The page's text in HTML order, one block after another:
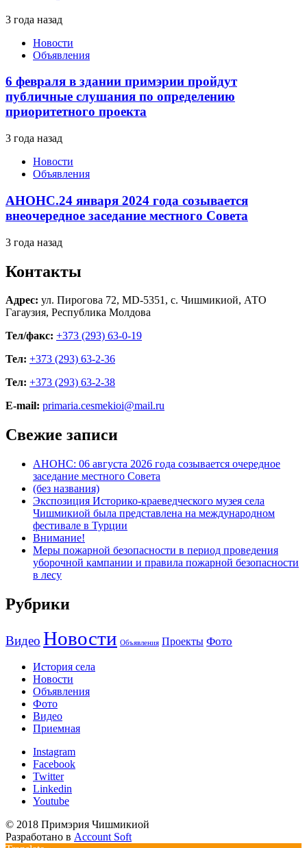
3 года назад
Новости
Объявления
6 февраля в здании примэрии пройдут
публичные слушания по определению
приоритетного проекта
3 года назад
Новости
Объявления
АНОНС.24 января 2024 года созывается
внеочередное заседание местного Совета
3 года назад
Контакты
Адрес: ул. Пирогова 72, MD-5351, с. Чишмикиой, АТО
Гагаузия, Республика Молдова
Тел/факс: +373 (293) 63-0-19
Тел: +373 (293) 63-2-36
Тел: +373 (293) 63-2-38
E-mail: primaria.cesmekioi@mail.ru
Свежие записи
АНОНС: 06 августа 2026 года созывается очередное
заседание местного Совета
(без названия)
Экспозиция Историко-краеведческого музея села
Чишмикиой была представлена на международном
фестивале в Турции
Внимание!
Меры пожарной безопасности в период проведения
уборочной кампании и правила пожарной безопасности
в лесу
Рубрики
Видео Новости Объявления Проекты Фото
История села
Новости
Объявления
Фото
Видео
Приемная
Instagram
Facebook
Twitter
Linkedin
Youtube
© 2018 Примэрия Чишмикиой
Разработано в Account Soft